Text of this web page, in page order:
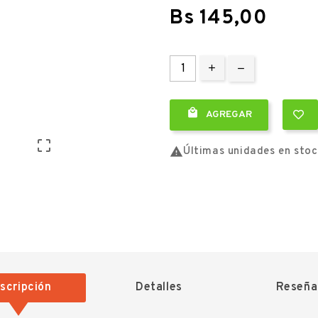

Bs 145,00
 AGREGAR
Últimas unidades en
Detalles